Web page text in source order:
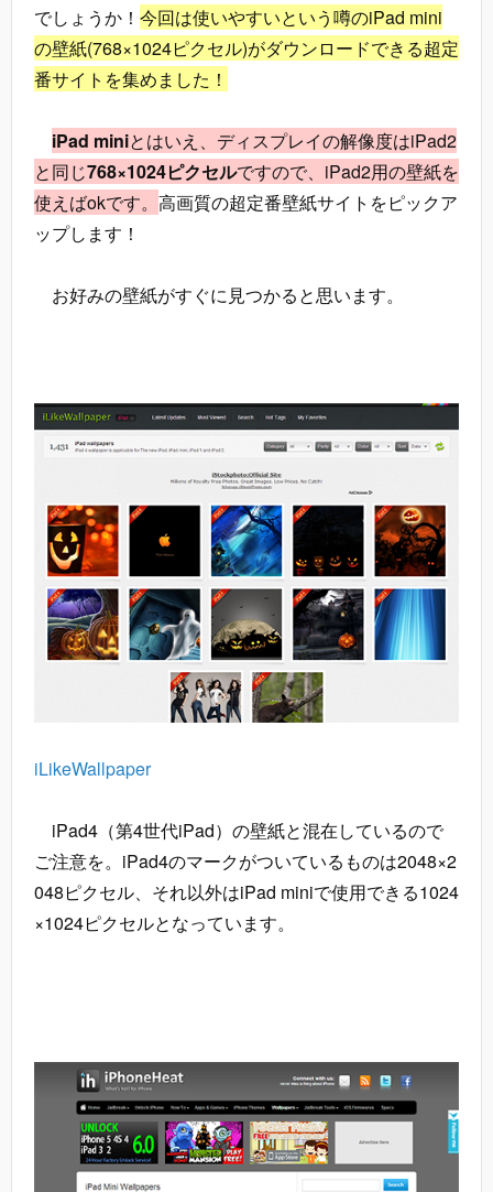
でしょうか！ 今回は使いやすいという噂のiPad mini
の壁紙(768×1024ピクセル)がダウンロードできる超定
番サイトを集めました！
iPad miniとはいえ、ディスプレイの解像度はiPad2
と同じ768×1024ピクセルですので、iPad2用の壁紙を
使えばokです。 高画質の超定番壁紙サイトをピックア
ップします！
お好みの壁紙がすぐに見つかると思います。
iLikeWallpaper
iPad4（第4世代iPad）の壁紙と混在しているので
ご注意を。iPad4のマークがついているものは2048×2
048ピクセル、それ以外はiPad miniで使用できる1024
×1024ピクセルとなっています。